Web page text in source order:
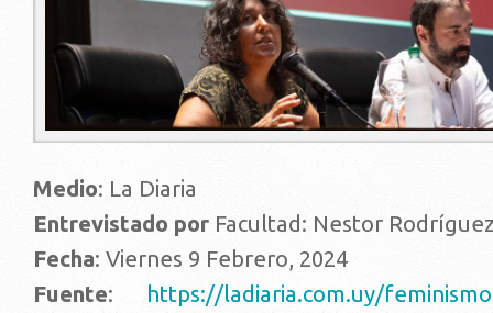
Medio: La Diaria
Entrevistado por Facultad: Nestor
Fecha: Viernes 9 Febrero, 2024
Fuente: https://ladiaria.com.uy/